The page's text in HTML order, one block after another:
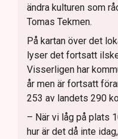
ändra kulturen som
Tomas Tekmen.
På kartan över det
lyser det fortsatt
Visserligen har
år men är fortsatt
253 av landets 290
– När vi låg på plats
hur är det då inte